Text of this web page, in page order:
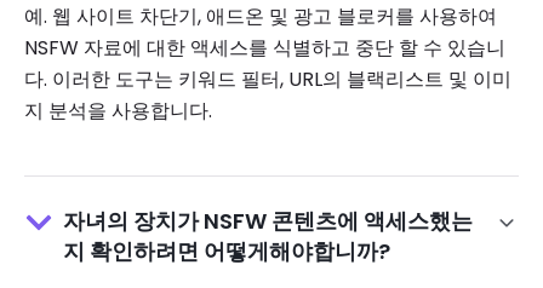
예. 웹 사이트 차단기, 애드온 및 광고 블로커를 사용하여
NSFW 자료에 대한 액세스를 식별하고 중단 할 수 있습니
다. 이러한 도구는 키워드 필터, URL의 블랙리스트 및 이미
지 분석을 사용합니다.
자녀의 장치가 NSFW 콘텐츠에 액세스했는
지 확인하려면 어떻게해야합니까?